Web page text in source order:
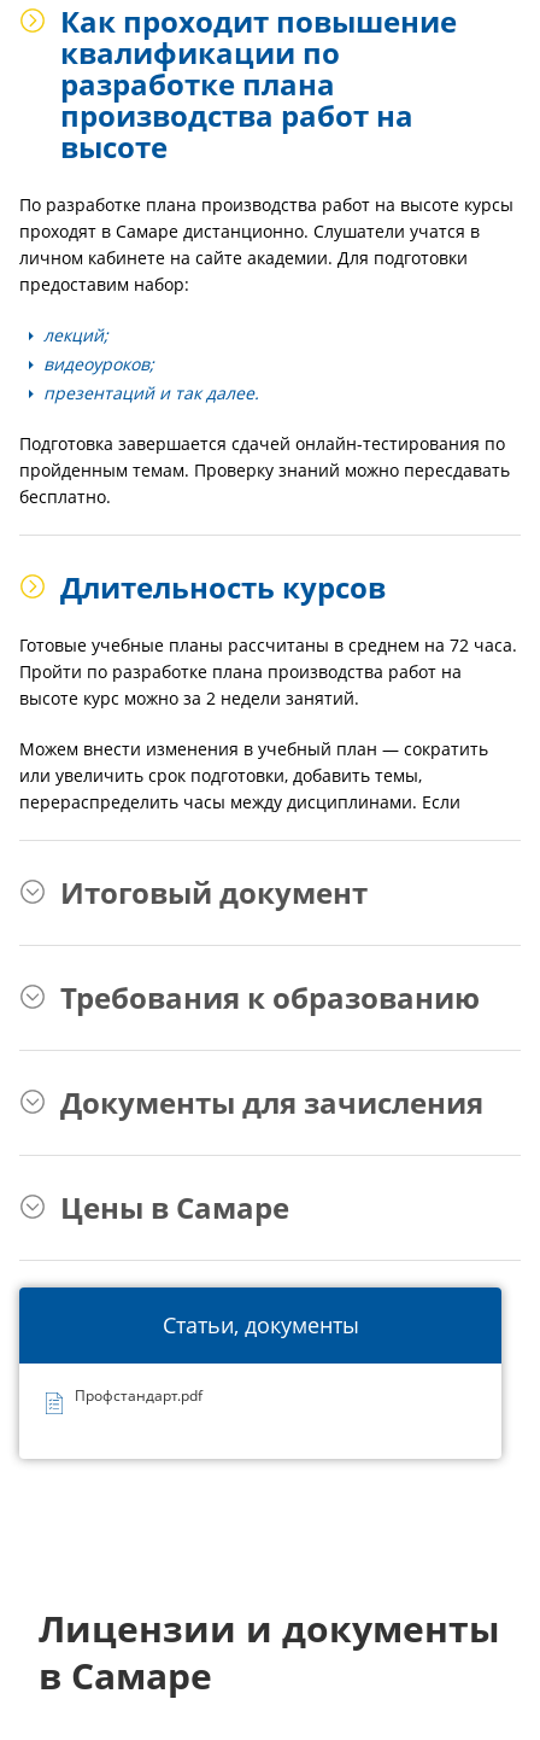
Статьи, документы
Профстандарт.pdf
Как проходит повышение
квалификации по
разработке плана
производства работ на
высоте
По разработке плана производства работ на высоте курсы
проходят в Самаре дистанционно. Слушатели учатся в
личном кабинете на сайте академии. Для подготовки
предоставим набор:
лекций;
видеоуроков;
презентаций и так далее.
Подготовка завершается сдачей онлайн-тестирования по
пройденным темам. Проверку знаний можно пересдавать
бесплатно.
Длительность курсов
Готовые учебные планы рассчитаны в среднем на 72 часа.
Пройти по разработке плана производства работ на
высоте курс можно за 2 недели занятий.
Можем внести изменения в учебный план — сократить
или увеличить срок подготовки, добавить темы,
перераспределить часы между дисциплинами. Если
Итоговый документ
Требования к образованию
Документы для зачисления
Цены в Самаре
Лицензии и документы
в Самаре